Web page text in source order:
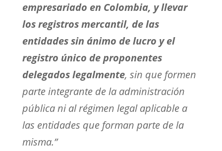
empresariado en Colombia, y llevar
los registros mercantil, de las
entidades sin ánimo de lucro y el
registro único de proponentes
delegados legalmente, sin que formen
parte integrante de la administración
pública ni al régimen legal aplicable a
las entidades que forman parte de la
misma.”